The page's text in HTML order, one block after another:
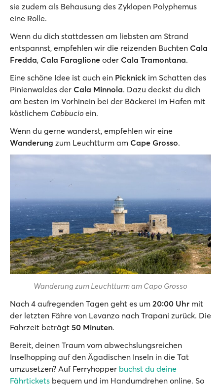
sie zudem als Behausung des Zyklopen Polyphemus
eine Rolle.
Wenn du dich stattdessen am liebsten am Strand
entspannst, empfehlen wir die reizenden Buchten Cala
Fredda, Cala Faraglione oder Cala Tramontana.
Eine schöne Idee ist auch ein Picknick im Schatten des
Pinienwaldes der Cala Minnola. Dazu deckst du dich
am besten im Vorhinein bei der Bäckerei im Hafen mit
köstlichem Cabbucio ein.
Wenn du gerne wanderst, empfehlen wir eine
Wanderung zum Leuchtturm am Cape Grosso.
Wanderung zum Leuchtturm am Capo Grosso
Nach 4 aufregenden Tagen geht es um 20:00 Uhr mit
der letzten Fähre von Levanzo nach Trapani zurück. Die
Fahrzeit beträgt 50 Minuten.
Bereit, deinen Traum vom abwechslungsreichen
Inselhopping auf den Ägadischen Inseln in die Tat
umzusetzen? Auf Ferryhopper buchst du deine
Fährtickets bequem und im Handumdrehen online. So